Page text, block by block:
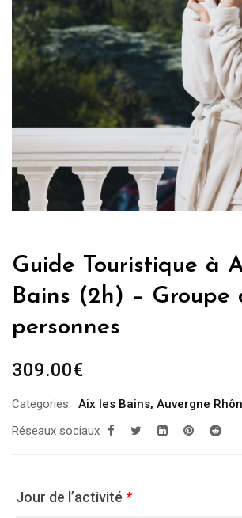
Guide Touristique à
Bains (2h) – Groupe
personnes
309.00€
Categories: Aix les Bains, Auvergne
Réseaux sociaux
Jour de l’activité *